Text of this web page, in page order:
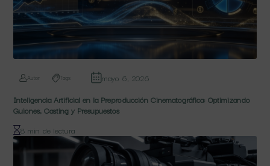
Autor Tags
mayo 6, 2026
Inteligencia Artificial en la Preproducción Cinematográfica: Optimizando
Guiones, Casting y Presupuestos
8 min de lectura